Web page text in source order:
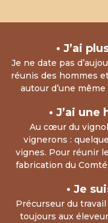
• J’ai
Je ne date pas
réunis des hommes
autour d’une
• J’ai
Au cœur du
vignerons :
vignes. Pour réunir
fabrication du
• Je
Précurseur du
toujours aux